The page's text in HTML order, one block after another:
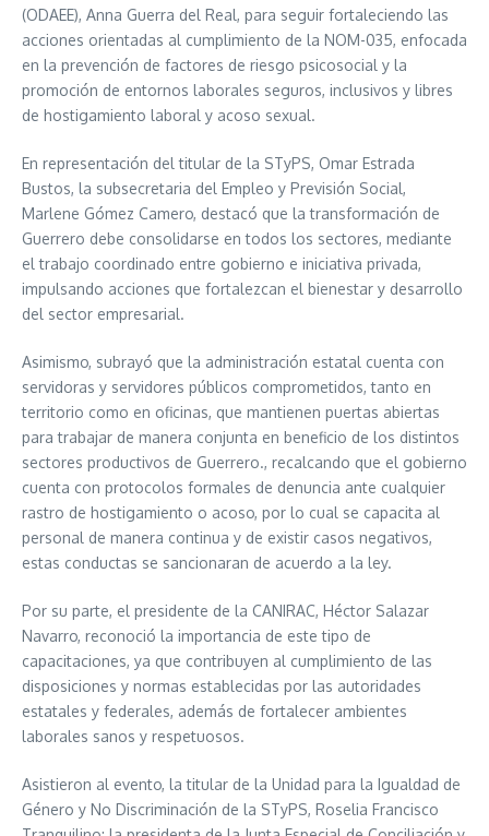
(ODAEE), Anna Guerra del Real, para seguir fortaleciendo las
acciones orientadas al cumplimiento de la NOM-035, enfocada
en la prevención de factores de riesgo psicosocial y la
promoción de entornos laborales seguros, inclusivos y libres
de hostigamiento laboral y acoso sexual.
En representación del titular de la STyPS, Omar Estrada
Bustos, la subsecretaria del Empleo y Previsión Social,
Marlene Gómez Camero, destacó que la transformación de
Guerrero debe consolidarse en todos los sectores, mediante
el trabajo coordinado entre gobierno e iniciativa privada,
impulsando acciones que fortalezcan el bienestar y desarrollo
del sector empresarial.
Asimismo, subrayó que la administración estatal cuenta con
servidoras y servidores públicos comprometidos, tanto en
territorio como en oficinas, que mantienen puertas abiertas
para trabajar de manera conjunta en beneficio de los distintos
sectores productivos de Guerrero., recalcando que el gobierno
cuenta con protocolos formales de denuncia ante cualquier
rastro de hostigamiento o acoso, por lo cual se capacita al
personal de manera continua y de existir casos negativos,
estas conductas se sancionaran de acuerdo a la ley.
Por su parte, el presidente de la CANIRAC, Héctor Salazar
Navarro, reconoció la importancia de este tipo de
capacitaciones, ya que contribuyen al cumplimiento de las
disposiciones y normas establecidas por las autoridades
estatales y federales, además de fortalecer ambientes
laborales sanos y respetuosos.
Asistieron al evento, la titular de la Unidad para la Igualdad de
Género y No Discriminación de la STyPS, Roselia Francisco